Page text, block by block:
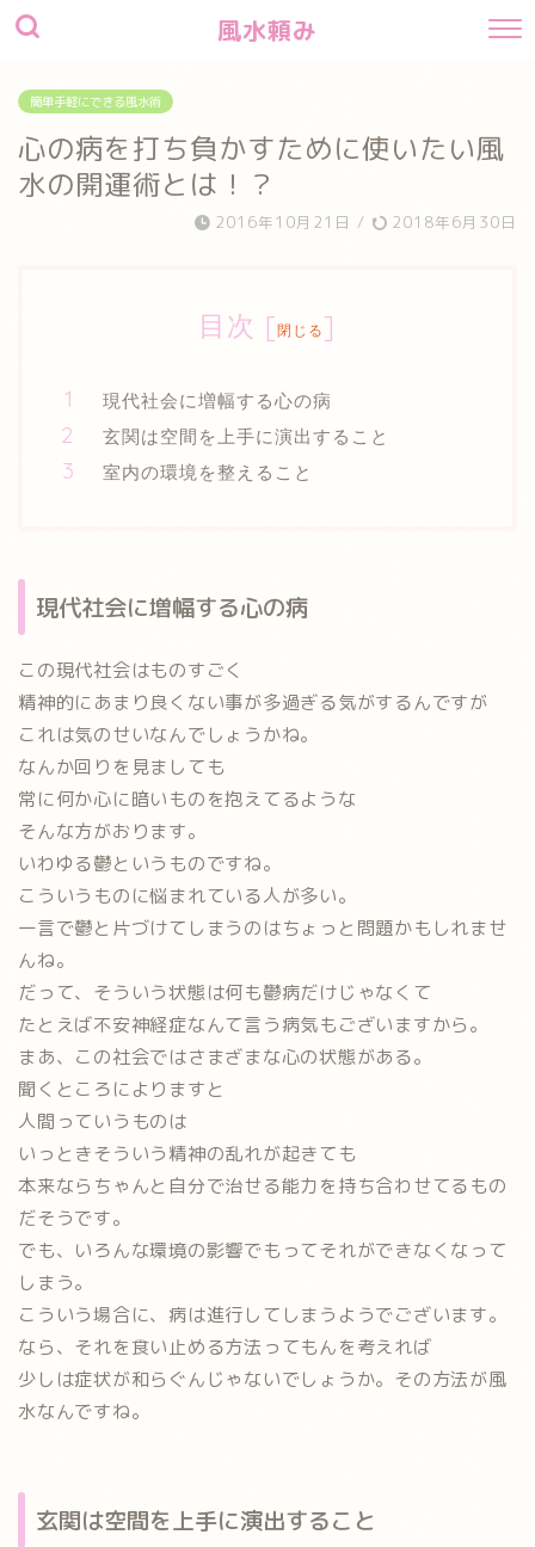
風水頼み
簡単手軽にできる風水術
心の病を打ち負かすために使いたい風
水の開運術とは！？
2016年10月21日 / 2018年6月30日
目次 [閉じる ]
現代社会に増幅する心の病
玄関は空間を上手に演出すること
室内の環境を整えること
現代社会に増幅する心の病
この現代社会はものすごく
精神的にあまり良くない事が多過ぎる気がするんですが
これは気のせいなんでしょうかね。
なんか回りを見ましても
常に何か心に暗いものを抱えてるような
そんな方がおります。
いわゆる鬱というものですね。
こういうものに悩まれている人が多い。
一言で鬱と片づけてしまうのはちょっと問題かもしれませ
んね。
だって、そういう状態は何も鬱病だけじゃなくて
たとえば不安神経症なんて言う病気もございますから。
まあ、この社会ではさまざまな心の状態がある。
聞くところによりますと
人間っていうものは
いっときそういう精神の乱れが起きても
本来ならちゃんと自分で治せる能力を持ち合わせてるもの
だそうです。
でも、いろんな環境の影響でもってそれができなくなって
しまう。
こういう場合に、病は進行してしまうようでございます。
なら、それを食い止める方法ってもんを考えれば
少しは症状が和らぐんじゃないでしょうか。その方法が風
水なんですね。
玄関は空間を上手に演出すること